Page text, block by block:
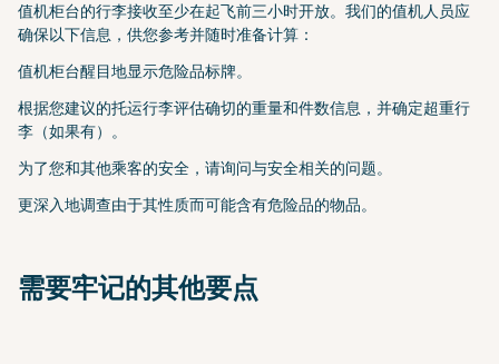
值机柜台的行李接收至少在起飞前三小时开放。我们的值机人员应
确保以下信息，供您参考并随时准备计算：
值机柜台醒目地显示危险品标牌。
根据您建议的托运行李评估确切的重量和件数信息，并确定超重行
李（如果有）。
为了您和其他乘客的安全，请询问与安全相关的问题。
更深入地调查由于其性质而可能含有危险品的物品。
需要牢记的其他要点